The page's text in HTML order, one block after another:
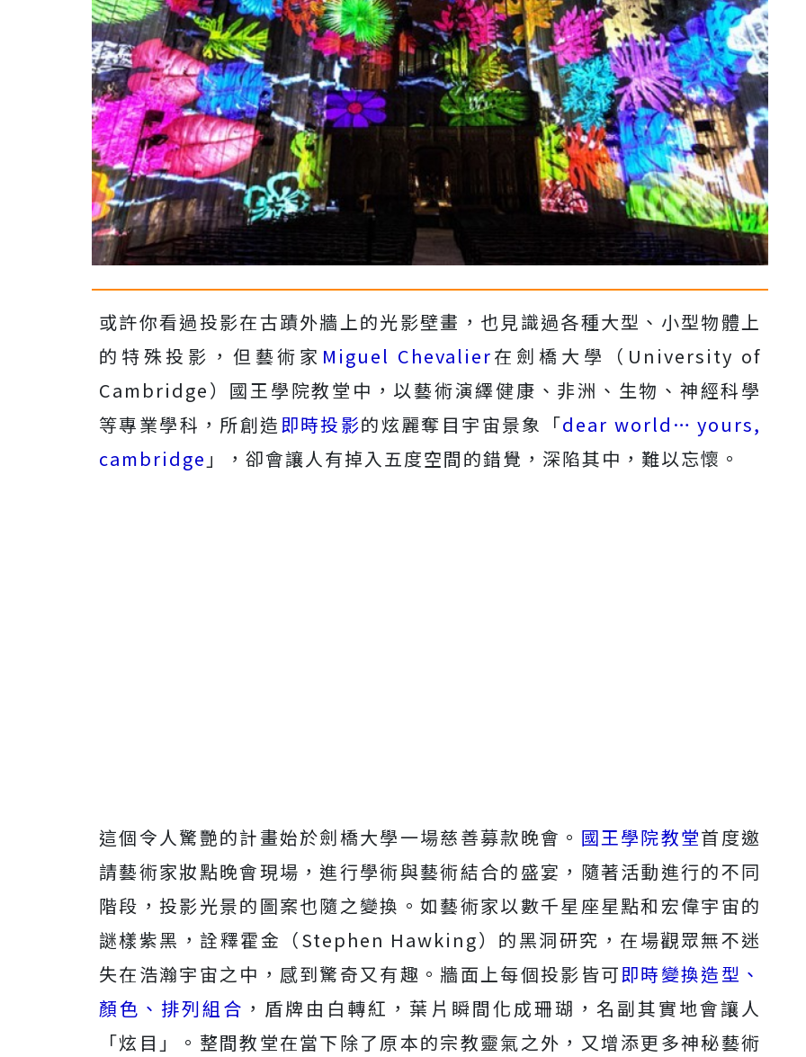
或許你看過投影在古蹟外牆上的光影壁畫，也見識過各種大型、小型物體上
的特殊投影，但藝術家 Miguel Chevalier在劍橋大學（University of
Cambridge）國王學院教堂中，以藝術演繹健康、非洲、生物、神經科學
等專業學科，所創造即時投影的炫麗奪目宇宙景象「dear world… yours,
cambridge 」，卻會讓人有掉入五度空間的錯覺，深陷其中，難以忘懷。
這個令人驚艷的計畫始於劍橋大學一場慈善募款晚會。 國王學院教堂首度邀
請藝術家妝點晚會現場，進行學術與藝術結合的盛宴，隨著活動進行的不同
階段，投影光景的圖案也隨之變換。如藝術家以數千星座星點和宏偉宇宙的
謎樣紫黑，詮釋霍金（Stephen Hawking）的黑洞研究，在場觀眾無不迷
失在浩瀚宇宙之中，感到驚奇又有趣。牆面上每個投影皆可即時變換造型、
顏色、排列組合 ，盾牌由白轉紅，葉片瞬間化成珊瑚，名副其實地會讓人
「炫目」。整間教堂在當下除了原本的宗教靈氣之外，又增添更多神秘藝術